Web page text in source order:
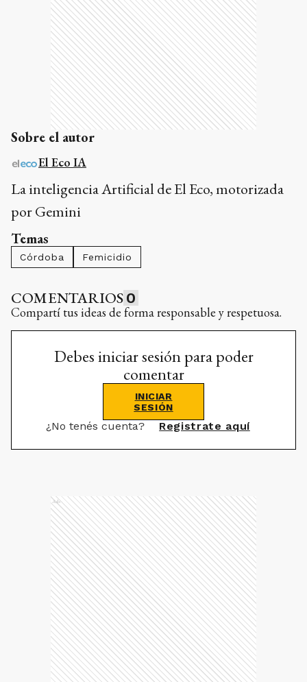
Sobre el autor
El Eco IA
La inteligencia Artificial de El Eco, motorizada
por Gemini
Temas
Córdoba Femicidio
COMENTARIOS 0
Compartí tus ideas de forma responsable y respetuosa.
Debes iniciar sesión para poder
comentar
INICIAR
SESIÓN
¿No tenés cuenta? Registrate aquí
Ads